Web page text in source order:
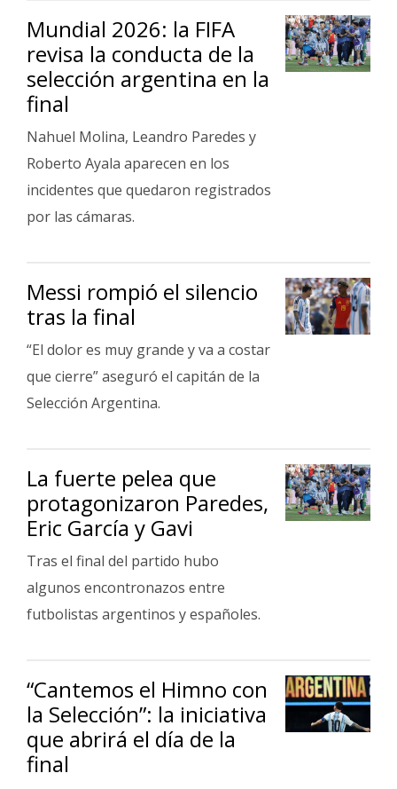
Mundial 2026: la FIFA
revisa la conducta de la
selección argentina en la
final
Nahuel Molina, Leandro Paredes y
Roberto Ayala aparecen en los
incidentes que quedaron registrados
por las cámaras.
Messi rompió el silencio
tras la final
“El dolor es muy grande y va a costar
que cierre” aseguró el capitán de la
Selección Argentina.
La fuerte pelea que
protagonizaron Paredes,
Eric García y Gavi
Tras el final del partido hubo
algunos encontronazos entre
futbolistas argentinos y españoles.
“Cantemos el Himno con
la Selección”: la iniciativa
que abrirá el día de la
final